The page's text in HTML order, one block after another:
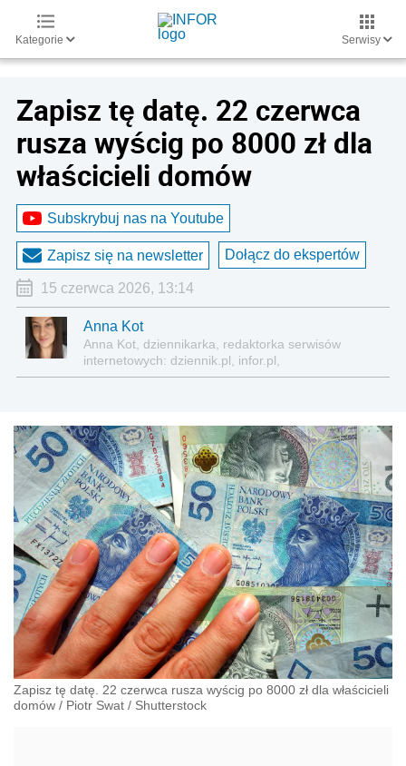
Kategorie Serwisy
Zapisz tę datę. 22 czerwca
rusza wyścig po 8000 zł dla
właścicieli domów
Subskrybuj nas na Youtube
Zapisz się na newsletter Dołącz do ekspertów
15 czerwca 2026, 13:14
Anna Kot
Anna Kot, dziennikarka, redaktorka serwisów
internetowych: dziennik.pl, infor.pl,
gazetaprawna.pl, forsal.pl
Zapisz tę datę. 22 czerwca rusza wyścig po 8000 zł dla właścicieli
domów / Piotr Swat / Shutterstock